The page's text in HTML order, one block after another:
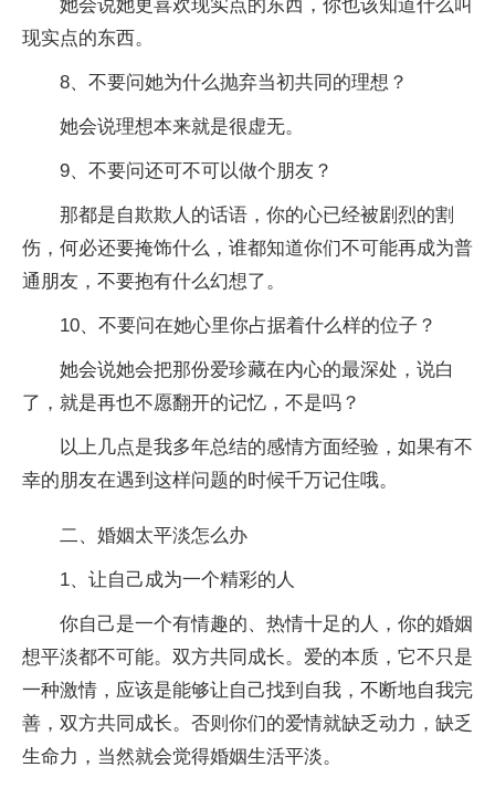
她会说她更喜欢现实点的东西，你也该知道什么叫
现实点的东西。
8、不要问她为什么抛弃当初共同的理想？
她会说理想本来就是很虚无。
9、不要问还可不可以做个朋友？
那都是自欺欺人的话语，你的心已经被剧烈的割
伤，何必还要掩饰什么，谁都知道你们不可能再成为普
通朋友，不要抱有什么幻想了。
10、不要问在她心里你占据着什么样的位子？
她会说她会把那份爱珍藏在内心的最深处，说白
了，就是再也不愿翻开的记忆，不是吗？
以上几点是我多年总结的感情方面经验，如果有不
幸的朋友在遇到这样问题的时候千万记住哦。
二、婚姻太平淡怎么办
1、让自己成为一个精彩的人
你自己是一个有情趣的、热情十足的人，你的婚姻
想平淡都不可能。双方共同成长。爱的本质，它不只是
一种激情，应该是能够让自己找到自我，不断地自我完
善，双方共同成长。否则你们的爱情就缺乏动力，缺乏
生命力，当然就会觉得婚姻生活平淡。